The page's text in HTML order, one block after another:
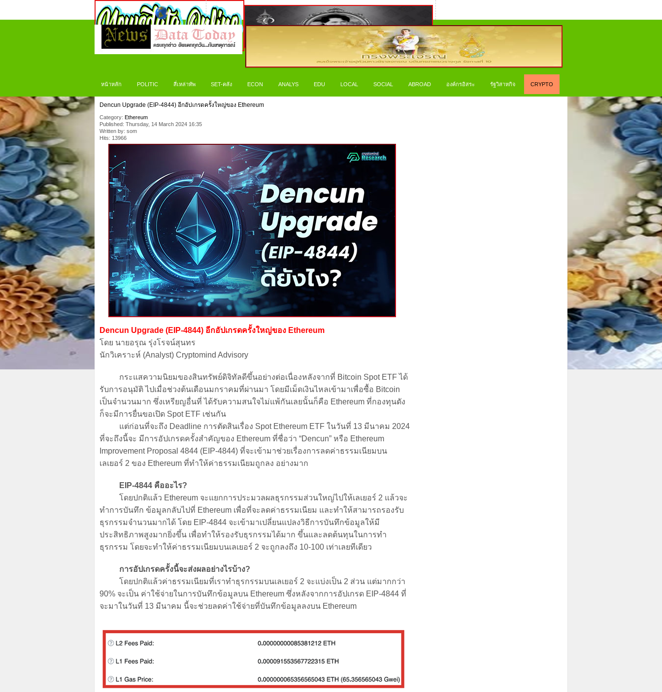
หน้าหลัก POLITIC สี่เหล่าทัพ SET-คลัง ECON ANALYS EDU LOCAL SOCIAL ABROAD องค์กรอิสระ รัฐวิสาหกิจ CRYPTO
Dencun Upgrade (EIP-4844) อีกอัปเกรดครั้งใหญ่ของ Ethereum
Category: Ethereum
Published: Thursday, 14 March 2024 16:35
Written by: som
Hits: 13966
Dencun Upgrade (EIP-4844) อีกอัปเกรดครั้งใหญ่ของ Ethereum
โดย นายอรุณ รุ่งโรจน์สุนทร
นักวิเคราะห์ (Analyst) Cryptomind Advisory
กระแสความนิยมของสินทรัพย์ดิจิทัลดีขึ้นอย่างต่อเนื่องหลังจากที่ Bitcoin Spot ETF ได้
รับการอนุมัติ ไปเมื่อช่วงต้นเดือนมกราคมที่ผ่านมา โดยมีเม็ดเงินไหลเข้ามาเพื่อซื้อ Bitcoin
เป็นจำนวนมาก ซึ่งเหรียญอื่นที่ ได้รับความสนใจไม่แพ้กันเลยนั้นก็คือ Ethereum ที่กองทุนดัง
ก็จะมีการยื่นขอเปิด Spot ETF เช่นกัน
แต่ก่อนที่จะถึง Deadline การตัดสินเรื่อง Spot Ethereum ETF ในวันที่ 13 มีนาคม 2024
ที่จะถึงนี้จะ มีการอัปเกรดครั้งสำคัญของ Ethereum ที่ชื่อว่า “Dencun” หรือ Ethereum
Improvement Proposal 4844 (EIP-4844) ที่จะเข้ามาช่วยเรื่องการลดค่าธรรมเนียมบน
เลเยอร์ 2 ของ Ethereum ที่ทำให้ค่าธรรมเนียมถูกลง อย่างมาก
EIP-4844 คืออะไร?
โดยปกติแล้ว Ethereum จะแยกการประมวลผลธุรกรรมส่วนใหญ่ไปให้เลเยอร์ 2 แล้วจะ
ทำการบันทึก ข้อมูลกลับไปที่ Ethereum เพื่อที่จะลดค่าธรรมเนียม และทำให้สามารถรองรับ
ธุรกรรมจำนวนมากได้ โดย EIP-4844 จะเข้ามาเปลี่ยนแปลงวิธีการบันทึกข้อมูลให้มี
ประสิทธิภาพสูงมากยิ่งขึ้น เพื่อทำให้รองรับธุรกรรมได้มาก ขึ้นและลดต้นทุนในการทำ
ธุรกรรม โดยจะทำให้ค่าธรรมเนียมบนเลเยอร์ 2 จะถูกลงถึง 10-100 เท่าเลยทีเดียว
การอัปเกรดครั้งนี้จะส่งผลอย่างไรบ้าง?
โดยปกติแล้วค่าธรรมเนียมที่เราทำธุรกรรมบนเลเยอร์ 2 จะแบ่งเป็น 2 ส่วน แต่มากกว่า
90% จะเป็น ค่าใช้จ่ายในการบันทึกข้อมูลบน Ethereum ซึ่งหลังจากการอัปเกรด EIP-4844 ที่
จะมาในวันที่ 13 มีนาคม นี้จะช่วยลดค่าใช้จ่ายที่บันทึกข้อมูลลงบน Ethereum